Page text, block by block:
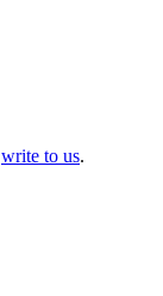
write to us.